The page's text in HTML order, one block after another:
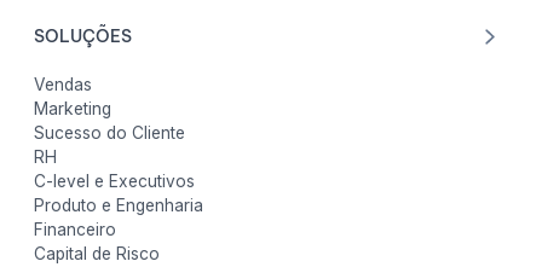
SOLUÇÕES
Vendas
Marketing
Sucesso do Cliente
RH
C-level e Executivos
Produto e Engenharia
Financeiro
Capital de Risco